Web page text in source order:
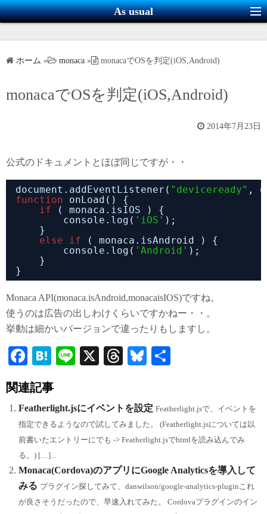
コ
ン
ス
As usual
ホーム » monaca » monacaでOSを判定(iOS,Android)
monacaでOSを判定(iOS,Android)
2014年7月23日
公式のドキュメントとほぼ同じですが・・
document.addEventListener( "deviceready" ,
function
onLoad() {
if
( monaca.isIOS ) {
console.log( 'iOS' );
}
else
if
( monaca.isAndroid ) {
console.log( 'Android' );
}
}
Monaca API(monaca.isAndroid,monacaisIOS)ですね。
使うのは広告の出しわけくらいですかねー・・。
挙動は細かいバージョンで違ったりもしますし。
Fa
bo
ok
H
en
a
Li
X
T
ds
Bl
y
関連記事
Featherlight.jsにイベントを設定 Featherlight.jsで、イベントを
指定できるようなので試してみました。 (Featherlight.jsについては以
前書いたエントリーにでも -> Featherlight.jsでhtmlを読み込んでみ
る。) […]...
Monaca(Cordova)のアプリにGoogle Analyticsを導入して
みる プラグイン探してみて、danwilson/google-analytics-pluginこれ
が良さそうだったので、早速入れてみた。 Cordovaプラグインのイン